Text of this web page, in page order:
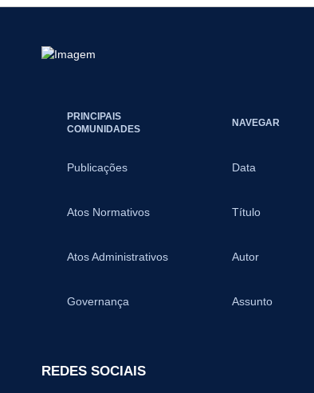
PRINCIPAIS
COMUNIDADES
Publicações
Atos Normativos
Atos Administrativos
Governança
NAVEGAR
Data
Título
Autor
Assunto
REDES SOCIAIS